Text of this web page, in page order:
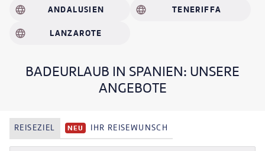
ANDALUSIEN TENERIFFA
LANZAROTE
BADEURLAUB IN SPANIEN: UNSERE
ANGEBOTE
REISEZIEL NEU IHR REISEWUNSCH